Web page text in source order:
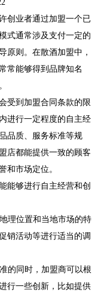
创业者通过加盟一个已
式通常涉及支付一定的
原则。在散酒加盟中，
常能够得到品牌知名
受到加盟合同条款的限
进行一定程度的自主经
品质、服务标准等规
店都能提供一致的顾客
和市场定位。
能够进行自主经营和创
理位置和当地市场的特
销活动等进行适当的调
的同时，加盟商可以根
行一些创新，比如提供